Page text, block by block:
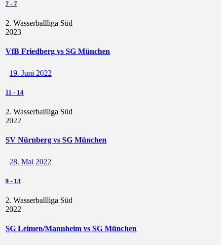
7 - 7
2. Wasserballliga Süd
2023
VfB Friedberg vs SG München
19. Juni 2022
11 - 14
2. Wasserballliga Süd
2022
SV Nürnberg vs SG München
28. Mai 2022
9 - 13
2. Wasserballliga Süd
2022
SG Leimen/Mannheim vs SG München